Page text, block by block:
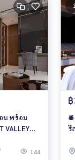
น พร้อม
VALLEY
พียง 23.5144
🛎
รี